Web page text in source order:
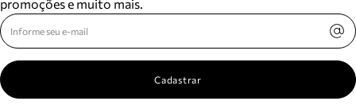
promoções e muito mais.
Cadastrar